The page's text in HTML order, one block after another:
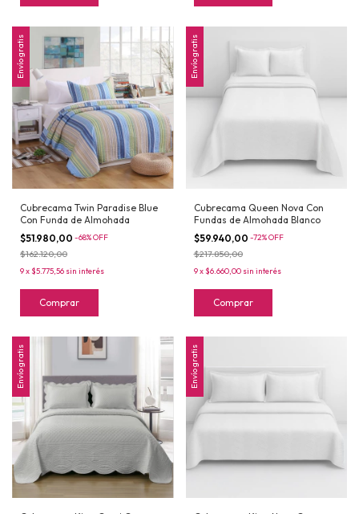
Envío gratis
Cubrecama Twin Paradise Blue
Con Funda de Almohada
$51.980,00 -68%OFF
$162.120,00
9x$5.775,56 sin interés
Comprar
Envío gratis
Cubrecama Queen Nova Con
Fundas de Almohada Blanco
$59.940,00 -72%OFF
$217.850,00
9x$6.660,00 sin interés
Comprar
Envío gratis Envío gratis